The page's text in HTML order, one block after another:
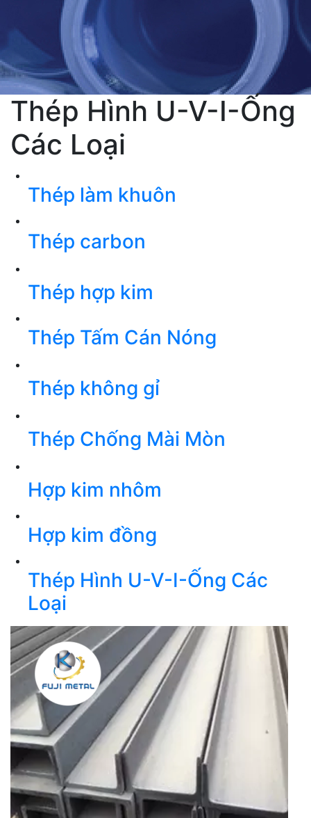
Thép Hình U-V-I-Ống
Các Loại
Thép làm khuôn
Thép carbon
Thép hợp kim
Thép Tấm Cán Nóng
Thép không gỉ
Thép Chống Mài Mòn
Hợp kim nhôm
Hợp kim đồng
Thép Hình U-V-I-Ống Các
Loại